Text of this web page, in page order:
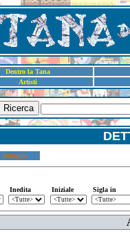
Dentro la Tana
Artisti
Ricerca
Dettaglio
Inedita Iniziale Sigla in